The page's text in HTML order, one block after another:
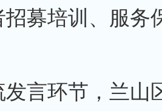
募培训、服务
环节，兰山